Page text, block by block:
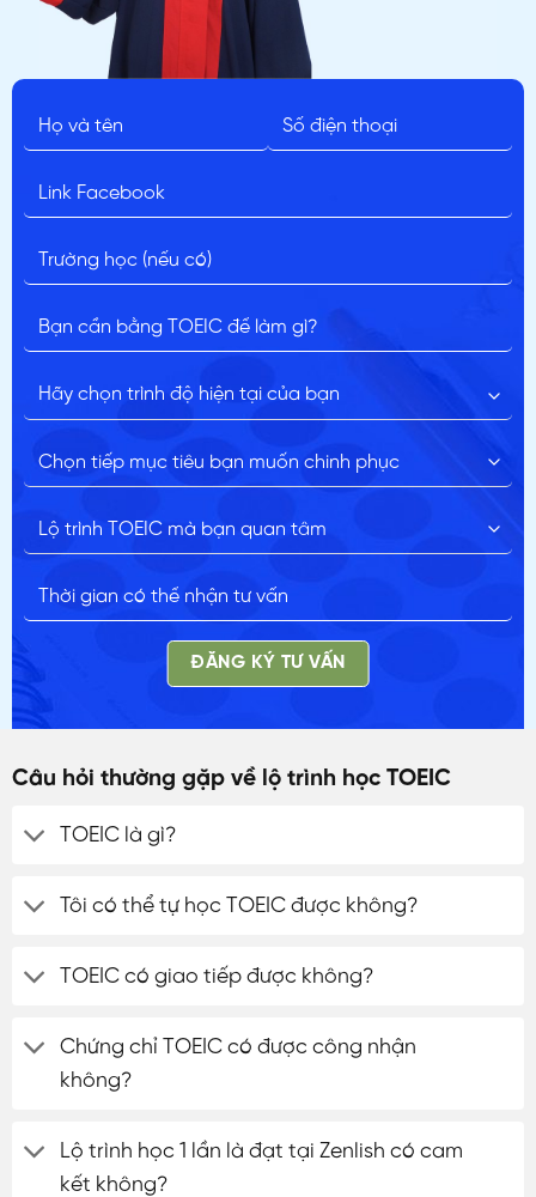
ĐĂNG KÝ TƯ VẤN
Câu hỏi thường gặp về lộ trình học TOEIC
TOEIC là gì?
Tôi có thể tự học TOEIC được không?
TOEIC có giao tiếp được không?
Chứng chỉ TOEIC có được công nhận
không?
Lộ trình học 1 lần là đạt tại Zenlish có cam
kết không?